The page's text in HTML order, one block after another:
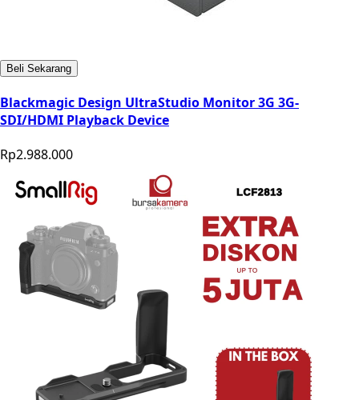
Beli Sekarang
Blackmagic Design UltraStudio Monitor 3G 3G-
SDI/HDMI Playback Device
Rp2.988.000